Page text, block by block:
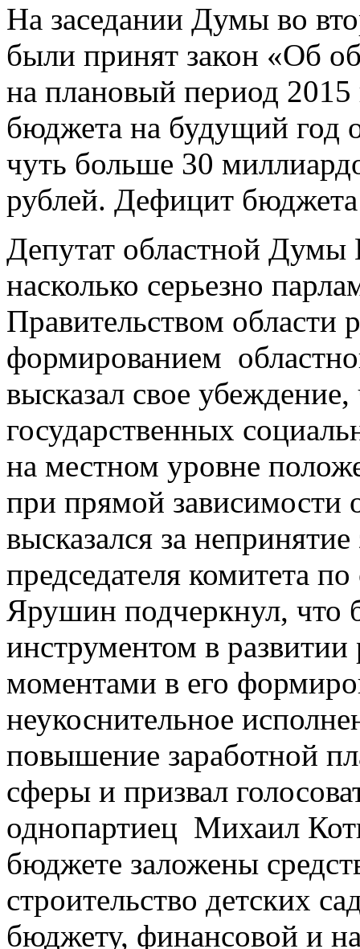
На заседании Думы во
были принят закон «Об
на плановый период
бюджета на будущий год
чуть больше 30
рублей. Дефицит
Депутат областной
насколько серьезно
Правительством области
формированием
высказал свое убеждение,
государственных
на местном уровне
при прямой зависимости
высказался за
председателя комитета
Ярушин подчеркнул, что
инструментом в
моментами в его
неукоснительное
повышение заработной
сферы и призвал
однопартиец Михаил
бюджете заложены
строительство детских
бюджету, финансовой и